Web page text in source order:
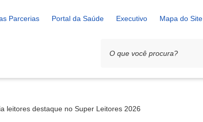
Parcerias Portal da Saúde Executivo Mapa do Site
leitores destaque no Super Leitores 2026